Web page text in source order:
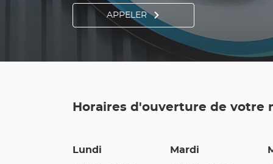
APPELERAFFICHER
LE
NUMÉRO
DE
DU
LYON
POMPIDOU
Horaires d'ouverture de votre
Lundi
Mardi